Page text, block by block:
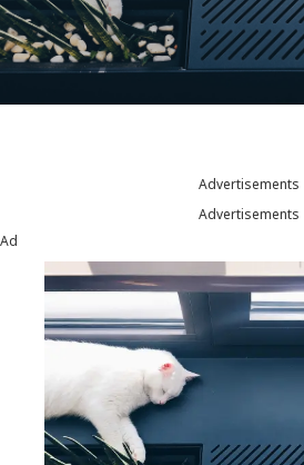
Advertisements
Advertisements
Ad